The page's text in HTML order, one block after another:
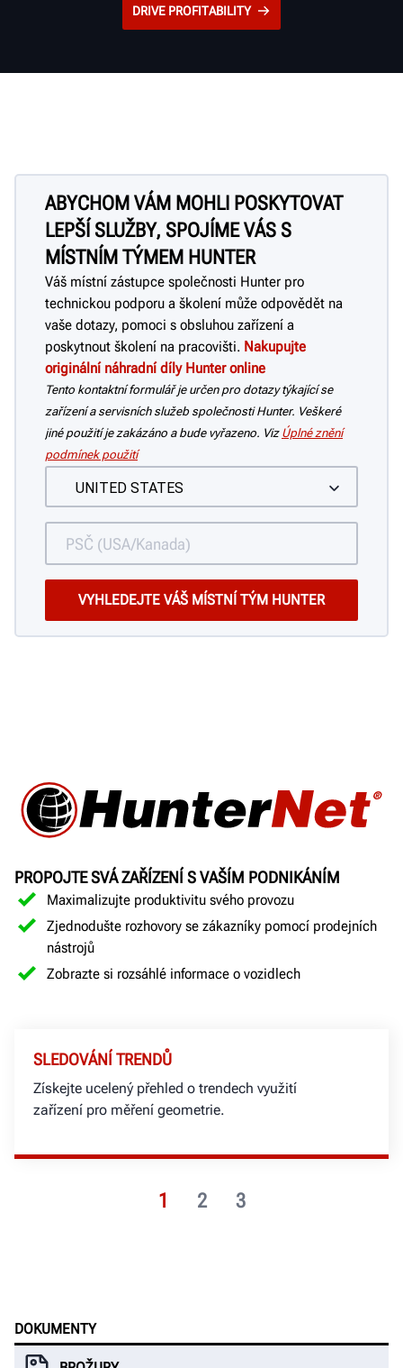
DRIVE PROFITABILITY
ABYCHOM VÁM MOHLI POSKYTOVAT
LEPŠÍ SLUŽBY, SPOJÍME VÁS S
MÍSTNÍM TÝMEM HUNTER
Váš místní zástupce společnosti Hunter pro
technickou podporu a školení může odpovědět na
vaše dotazy, pomoci s obsluhou zařízení a
poskytnout školení na pracovišti. Nakupujte
originální náhradní díly Hunter online
Tento kontaktní formulář je určen pro dotazy týkající se
zařízení a servisních služeb společnosti Hunter. Veškeré
jiné použití je zakázáno a bude vyřazeno. Viz Úplné znění
podmínek použití
PROPOJTE SVÁ ZAŘÍZENÍ S VAŠÍM PODNIKÁNÍM
Maximalizujte produktivitu svého provozu
Zjednodušte rozhovory se zákazníky pomocí prodejních
nástrojů
Zobrazte si rozsáhlé informace o vozidlech
1 2 3
SLEDOVÁNÍ TRENDŮ
Získejte ucelený přehled o trendech využití
zařízení pro měření geometrie.
DOKUMENTY